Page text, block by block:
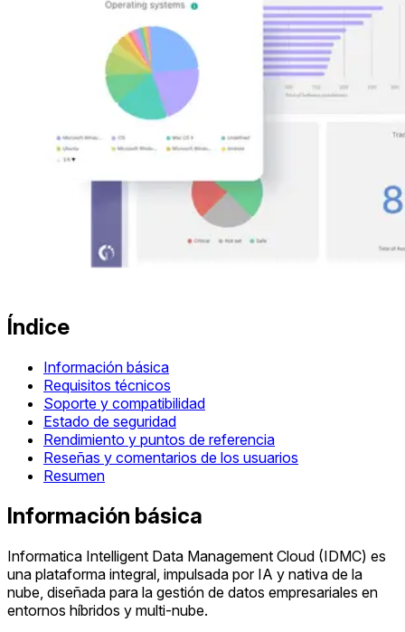
Índice
Información básica
Requisitos técnicos
Soporte y compatibilidad
Estado de seguridad
Rendimiento y puntos de referencia
Reseñas y comentarios de los usuarios
Resumen
Información básica
Informatica Intelligent Data Management Cloud (IDMC) es
una plataforma integral, impulsada por IA y nativa de la
nube, diseñada para la gestión de datos empresariales en
entornos híbridos y multi-nube.